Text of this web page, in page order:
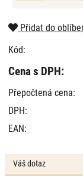
Přidat do
Kód:
Cena s DPH:
Přepočtená cena:
DPH:
EAN:
Váš dotaz